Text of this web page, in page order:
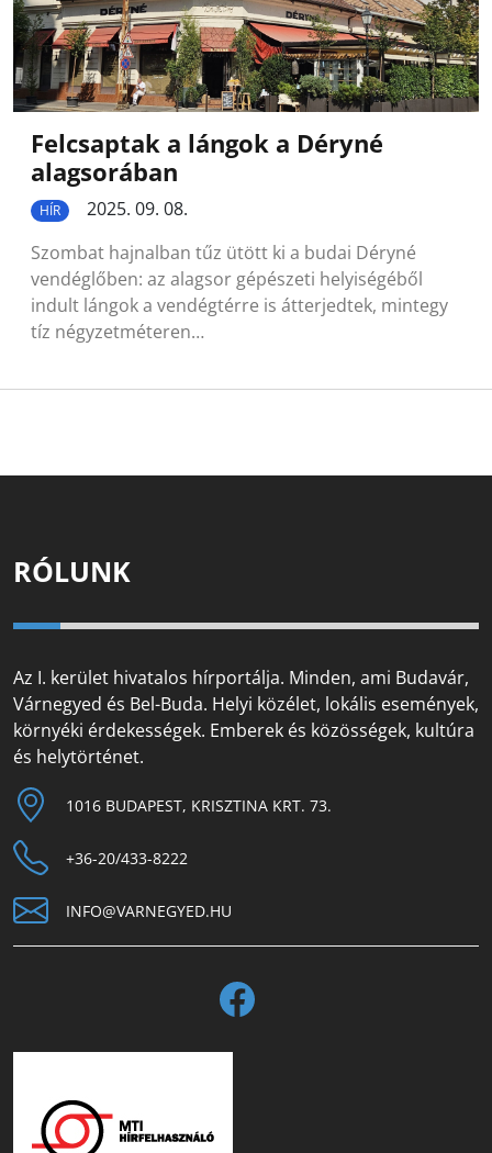
Felcsaptak a lángok a Déryné
alagsorában
HÍR
2025. 09. 08.
Szombat hajnalban tűz ütött ki a budai Déryné
vendéglőben: az alagsor gépészeti helyiségéből
indult lángok a vendégtérre is átterjedtek, mintegy
tíz négyzetméteren…
RÓLUNK
Az I. kerület hivatalos hírportálja. Minden, ami Budavár,
Várnegyed és Bel-Buda. Helyi közélet, lokális események,
környéki érdekességek. Emberek és közösségek, kultúra
és helytörténet.
1016 BUDAPEST, KRISZTINA KRT. 73.
+36-20/433-8222
INFO@VARNEGYED.HU